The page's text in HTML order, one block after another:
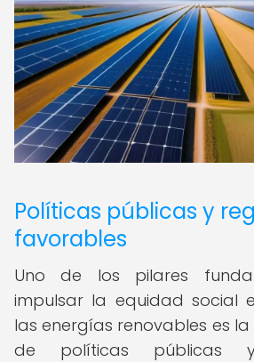
Políticas públicas y
favorables
Uno de los pilares
impulsar la equidad social
las energías renovables es
de políticas públicas y